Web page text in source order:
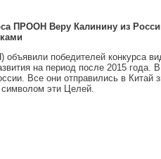
ПРООН Веру Калинину из
победителей конкурса
на период после 2015 года.
Все они отправились в Китай
эти Целей.